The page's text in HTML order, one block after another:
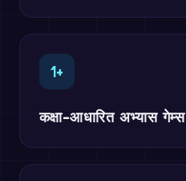
1+
कक्षा-आधारित अभ्यास गेम्स